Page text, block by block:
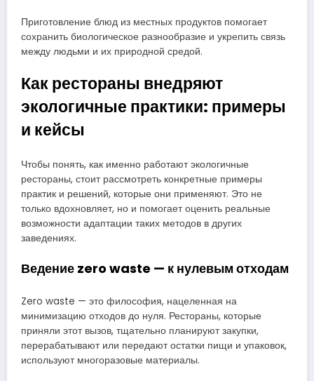
Приготовление блюд из местных продуктов помогает
сохранить биологическое разнообразие и укрепить связь
между людьми и их природной средой.
Как рестораны внедряют
экологичные практики: примеры
и кейсы
Чтобы понять, как именно работают экологичные
рестораны, стоит рассмотреть конкретные примеры
практик и решений, которые они применяют. Это не
только вдохновляет, но и помогает оценить реальные
возможности адаптации таких методов в других
заведениях.
Ведение zero waste — к нулевым отходам
Zero waste — это философия, нацеленная на
минимизацию отходов до нуля. Рестораны, которые
приняли этот вызов, тщательно планируют закупки,
перерабатывают или передают остатки пищи и упаковок,
используют многоразовые материалы.